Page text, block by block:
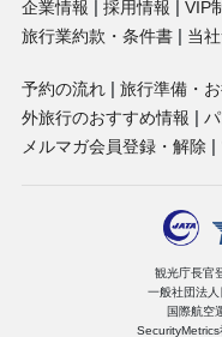
企業情報 採用情報 VIP
旅行業約款・条件書
当
予約の流れ 旅行準備・
外旅行のおすすめ情報
メルマガ会員登録・解除
観光庁長官
一般社団法人
国際航空